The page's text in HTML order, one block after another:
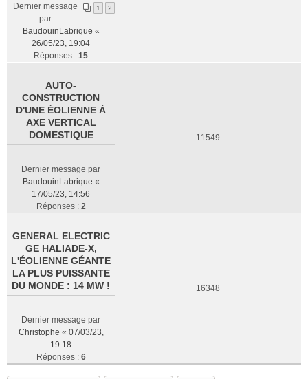
1 2
Dernier message
par
BaudouinLabrique «
26/05/23, 19:04
Réponses : 15
AUTO-
CONSTRUCTION
D'UNE ÉOLIENNE À
AXE VERTICAL
DOMESTIQUE
Dernier message par
BaudouinLabrique «
17/05/23, 14:56
Réponses : 2
11549
GENERAL ELECTRIC
GE HALIADE-X,
L'ÉOLIENNE GÉANTE
LA PLUS PUISSANTE
DU MONDE : 14 MW !
Dernier message par
Christophe « 07/03/23,
19:18
Réponses : 6
16348